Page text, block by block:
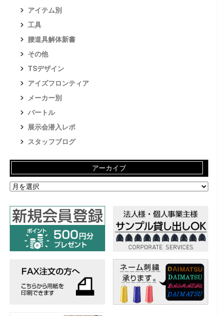
アイテム別
工具
腰道具解体新書
その他
TSデザイン
アイズフロンティア
メーカー別
バートル
展示会潜入レポ
スタッフブログ
アーカイブ
ア
ー
イ
ブ